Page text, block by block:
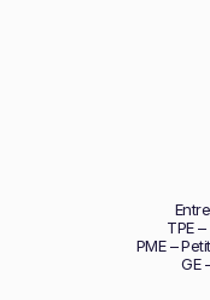
TPE
PME –
GE